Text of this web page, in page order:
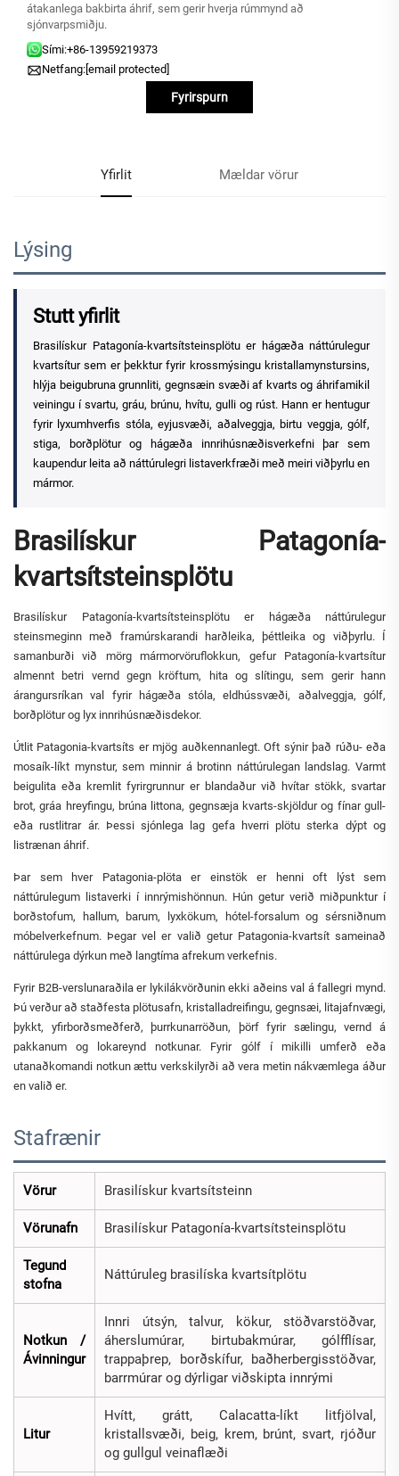
átakanlega bakbirta áhrif, sem gerir hverja rúmmynd að
sjónvarpsmiðju.
Sími:+86-13959219373
Netfang: [email protected]
Fyrirspurn
Yfirlit Mældar vörur
Lýsing
Stutt yfirlit
Brasilískur Patagonía-kvartsítsteinsplötu er hágæða náttúrulegur
kvartsítur sem er þekktur fyrir krossmýsingu kristallamynstursins,
hlýja beigubruna grunnliti, gegnsæin svæði af kvarts og áhrifamikil
veiningu í svartu, gráu, brúnu, hvítu, gulli og rúst. Hann er hentugur
fyrir lyxumhverfis stóla, eyjusvæði, aðalveggja, birtu veggja, gólf,
stiga, borðplötur og hágæða innrihúsnæðisverkefni þar sem
kaupendur leita að náttúrulegri listaverkfræði með meiri viðþyrlu en
mármor.
Brasilískur Patagonía-
kvartsítsteinsplötu
Brasilískur Patagonía-kvartsítsteinsplötu er hágæða náttúrulegur
steinsmeginn með framúrskarandi harðleika, þéttleika og viðþyrlu. Í
samanburði við mörg mármorvöruflokkun, gefur Patagonía-kvartsítur
almennt betri vernd gegn kröftum, hita og slítingu, sem gerir hann
árangursríkan val fyrir hágæða stóla, eldhússvæði, aðalveggja, gólf,
borðplötur og lyx innrihúsnæðisdekor.
Útlit Patagonia-kvartsíts er mjög auðkennanlegt. Oft sýnir það rúðu- eða
mosaík-líkt mynstur, sem minnir á brotinn náttúrulegan landslag. Varmt
beigulita eða kremlit fyrirgrunnur er blandaður við hvítar stökk, svartar
brot, gráa hreyfingu, brúna littona, gegnsæja kvarts-skjöldur og fínar gull-
eða rustlitrar ár. Þessi sjónlega lag gefa hverri plötu sterka dýpt og
listrænan áhrif.
Þar sem hver Patagonia-plöta er einstök er henni oft lýst sem
náttúrulegum listaverki í innrýmishönnun. Hún getur verið miðpunktur í
borðstofum, hallum, barum, lyxkökum, hótel-forsalum og sérsniðnum
móbelverkefnum. Þegar vel er valið getur Patagonia-kvartsít sameinað
náttúrulega dýrkun með langtíma afrekum verkefnis.
Fyrir B2B-verslunaraðila er lykilákvörðunin ekki aðeins val á fallegri mynd.
Þú verður að staðfesta plötusafn, kristalladreifingu, gegnsæi, litajafnvægi,
þykkt, yfirborðsmeðferð, þurrkunarröðun, þörf fyrir sælingu, vernd á
pakkanum og lokareynd notkunar. Fyrir gólf í mikilli umferð eða
utanaðkomandi notkun ættu verkskilyrði að vera metin nákvæmlega áður
en valið er.
Stafrænir
Vörur Brasilískur kvartsítsteinn
Vörunafn Brasilískur Patagonía-kvartsítsteinsplötu
Tegund
stofna
Náttúruleg brasilíska kvartsítplötu
Notkun /
Ávinningur
Innri útsýn, talvur, kökur, stöðvarstöðvar,
áherslumúrar, birtubakmúrar, gólfflísar,
trappaþrep, borðskífur, baðherbergisstöðvar,
barrmúrar og dýrligar viðskipta innrými
Litur
Hvítt, grátt, Calacatta-líkt litfjölval,
kristallsvæði, beig, krem, brúnt, svart, rjóður
og gullgul veinaflæði